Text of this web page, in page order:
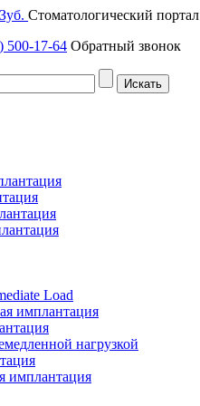
Стоматологический портал
500-17-64 Обратный звонок
Load
имплантация
нагрузкой
имплантация